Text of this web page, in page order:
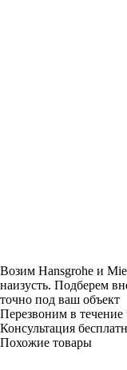
Возим Hansgrohe и
наизусть. Подберем
точно под ваш объект
Перезвоним в течение
Консультация
Похожие товары